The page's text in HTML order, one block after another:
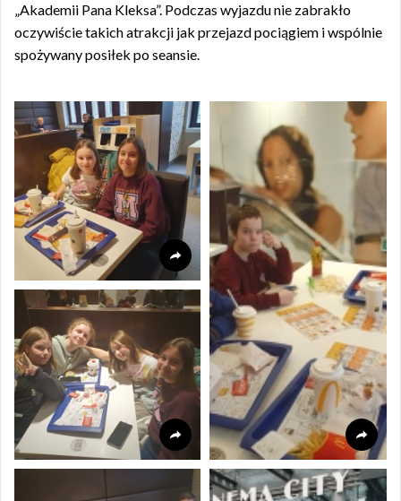
„Akademii Pana Kleksa”. Podczas wyjazdu nie zabrakło
oczywiście takich atrakcji jak przejazd pociągiem i wspólnie
spożywany posiłek po seansie.